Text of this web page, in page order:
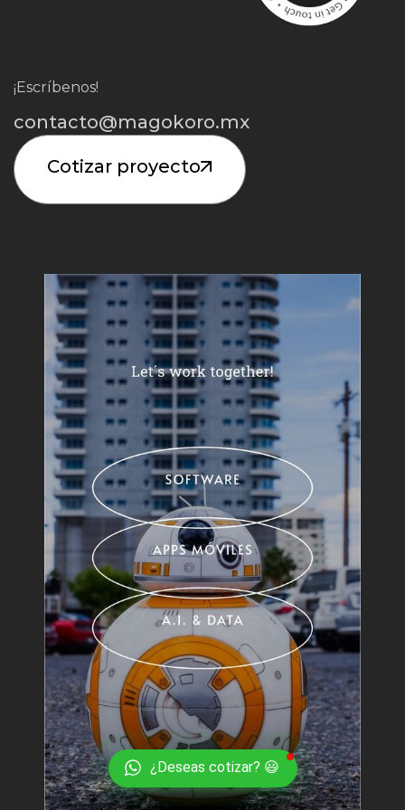
¿Deseas cotizar? 😃
¡Escríbenos!
contacto@magokoro.mx
Cotizar proyecto